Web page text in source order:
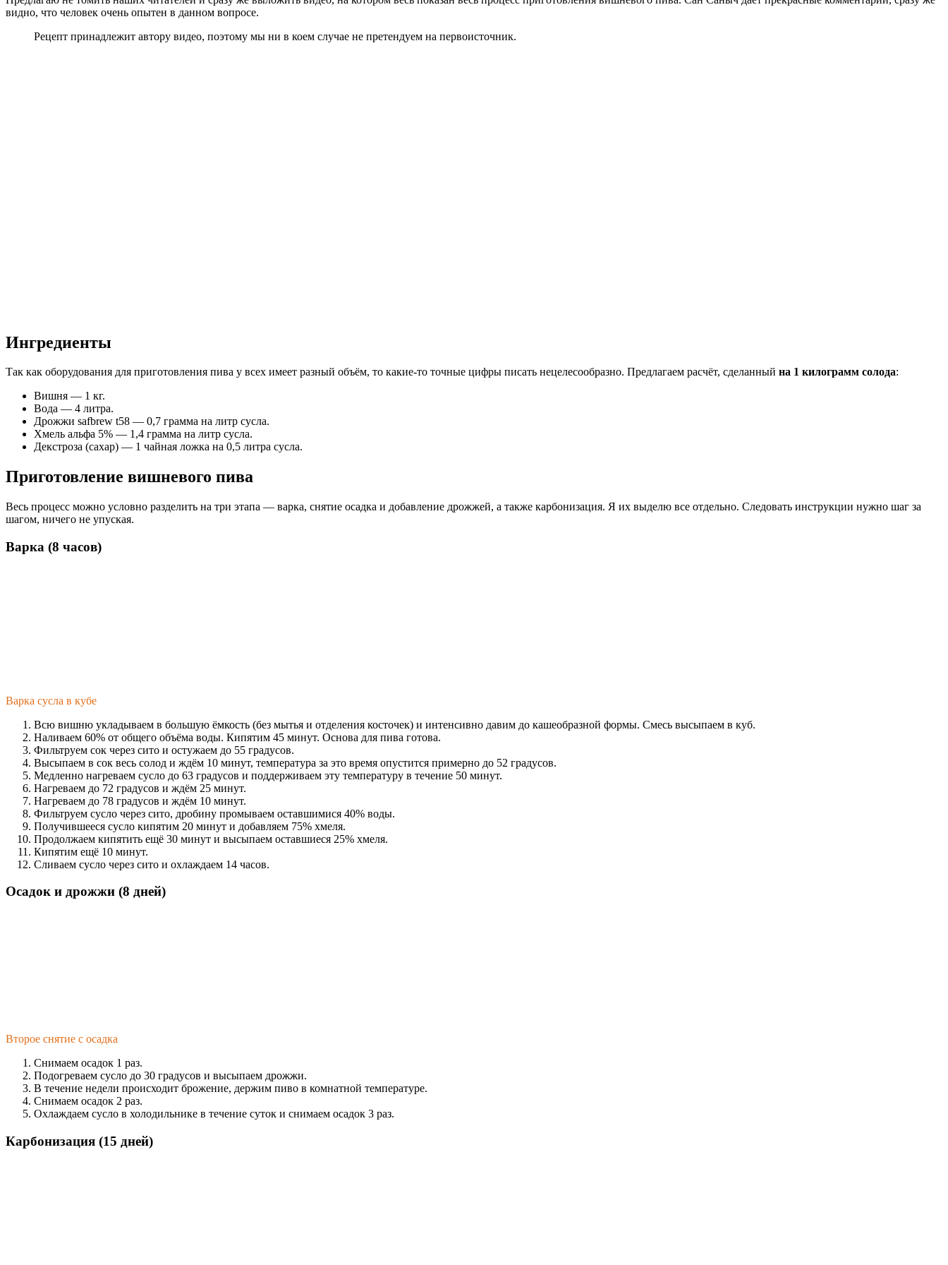
видно, что человек очень опытен в данном вопросе.
Рецепт принадлежит автору видео, поэтому мы ни в коем случае не претендуем на первоисточник.
Ингредиенты
Так как оборудования для приготовления пива у всех имеет разный объём, то какие-то точные цифры писать нецелесообразно. Предлагаем расчёт, сделанный на 1 килограмм солода:
Вишня — 1 кг.
Вода — 4 литра.
Дрожжи safbrew t58 — 0,7 грамма на литр сусла.
Хмель альфа 5% — 1,4 грамма на литр сусла.
Декстроза (сахар) — 1 чайная ложка на 0,5 литра сусла.
Приготовление вишневого пива
Весь процесс можно условно разделить на три этапа — варка, снятие осадка и добавление дрожжей, а также карбонизация. Я их выделю все отдельно. Следовать инструкции нужно шаг за
шагом, ничего не упуская.
Варка (8 часов)
Варка сусла в кубе
Всю вишню укладываем в большую ёмкость (без мытья и отделения косточек) и интенсивно давим до кашеобразной формы. Смесь высыпаем в куб.
Наливаем 60% от общего объёма воды. Кипятим 45 минут. Основа для пива готова.
Фильтруем сок через сито и остужаем до 55 градусов.
Высыпаем в сок весь солод и ждём 10 минут, температура за это время опустится примерно до 52 градусов.
Медленно нагреваем сусло до 63 градусов и поддерживаем эту температуру в течение 50 минут.
Нагреваем до 72 градусов и ждём 25 минут.
Нагреваем до 78 градусов и ждём 10 минут.
Фильтруем сусло через сито, дробину промываем оставшимися 40% воды.
Получившееся сусло кипятим 20 минут и добавляем 75% хмеля.
Продолжаем кипятить ещё 30 минут и высыпаем оставшиеся 25% хмеля.
Кипятим ещё 10 минут.
Сливаем сусло через сито и охлаждаем 14 часов.
Осадок и дрожжи (8 дней)
Второе снятие с осадка
Снимаем осадок 1 раз.
Подогреваем сусло до 30 градусов и высыпаем дрожжи.
В течение недели происходит брожение, держим пиво в комнатной температуре.
Снимаем осадок 2 раз.
Охлаждаем сусло в холодильнике в течение суток и снимаем осадок 3 раз.
Карбонизация (15 дней)